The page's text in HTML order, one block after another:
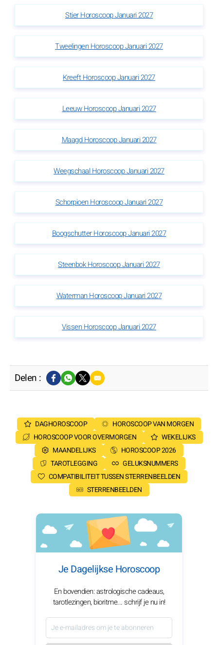
Stier Horoscoop Januari 2027
Tweelingen Horoscoop Januari 2027
Kreeft Horoscoop Januari 2027
Leeuw Horoscoop Januari 2027
Maagd Horoscoop Januari 2027
Weegschaal Horoscoop Januari 2027
Schorpioen Horoscoop Januari 2027
Boogschutter Horoscoop Januari 2027
Steenbok Horoscoop Januari 2027
Waterman Horoscoop Januari 2027
Vissen Horoscoop Januari 2027
Delen :
DAGHOROSCOOP
HOROSCOOP VAN MORGEN
HOROSCOOP VOOR OVERMORGEN
WEKELIJKS
MAANDELIJKS
HOROSCOOP 2026
TAROTLEGGING
GELUKSNUMMERS
COMPATIBILITEIT TUSSEN STERRENBEELDEN
STERRENBEELDEN
Je Dagelijkse Horoscoop
En bovendien: astrologische cadeaus,
tarotlezingen, bioritme... schrijf je nu in!